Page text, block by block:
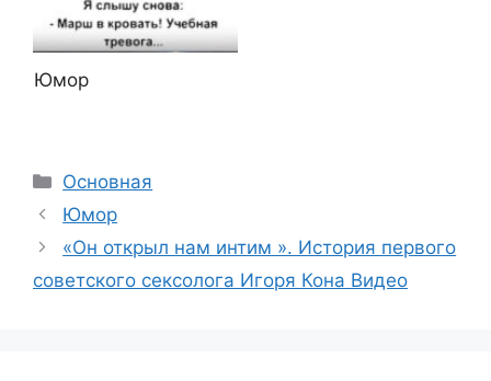
Юмор
Рубрики
Основная
Юмор
«Он открыл нам интим ». История первого
советского сексолога Игоря Кона Видео